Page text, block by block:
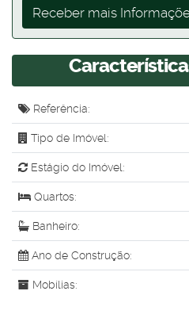
Referência:
Tipo de Imóvel:
Estágio do Imóvel:
Quartos:
Banheiro:
Ano de Construção:
Mobílias: